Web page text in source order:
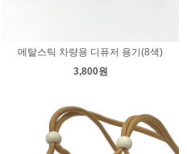
메탈스틱 차량용 디퓨저 용기(8색)
3,800원